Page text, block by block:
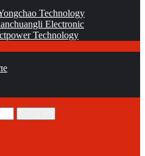
Technology
Electronic
Technology